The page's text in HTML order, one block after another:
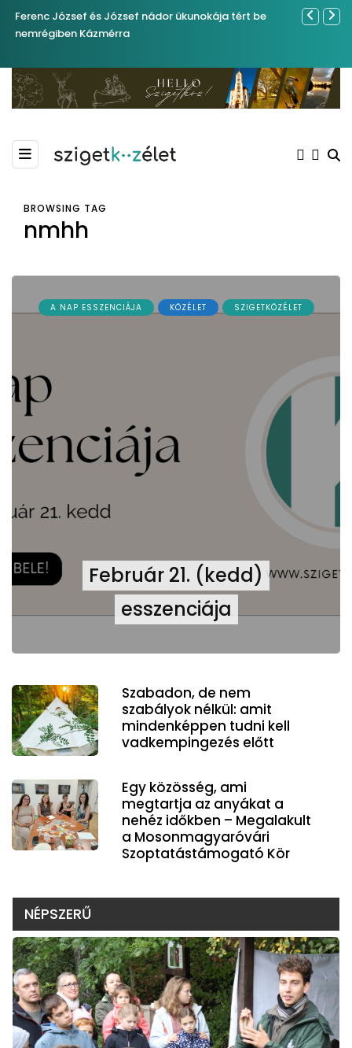
Ferenc József és József nádor ükunokája tért be
nemrégiben Kázmérra
Év
BROWSING TAG
nmhh
A NAP ESSZENCIÁJA KÖZÉLET SZIGETKÖZÉLET
Február 21. (kedd)
esszenciája
Szabadon, de nem
szabályok nélkül: amit
mindenképpen tudni kell
vadkempingezés előtt
Egy közösség, ami
megtartja az anyákat a
nehéz időkben – Megalakult
a Mosonmagyaróvári
Szoptatástámogató Kör
NÉPSZERŰ